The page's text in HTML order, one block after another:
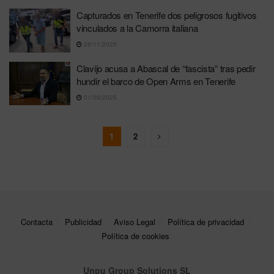
Capturados en Tenerife dos peligrosos fugitivos
vinculados a la Camorra italiana
28/11/2025
Clavijo acusa a Abascal de “fascista” tras pedir
hundir el barco de Open Arms en Tenerife
01/09/2025
1 2
Contacta Publicidad Aviso Legal
Política de privacidad
Política de cookies
Unpu Group Solutions SL